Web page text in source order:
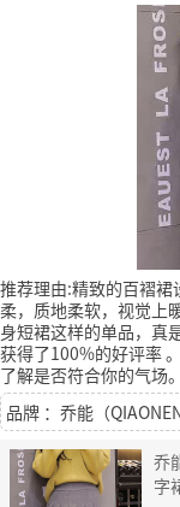
推荐理由:精致的百褶
柔，质地柔软，视觉上
身短裙这样的单品，真
获得了100%的好评率。
了解是否符合你的气场。
品牌 ：乔能（
乔
字